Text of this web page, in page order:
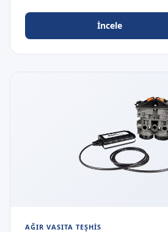
İncele
AĞIR VASITA TEŞHIS